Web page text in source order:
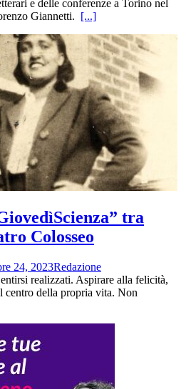
e delle conferenze a Torino nel
Giannetti. [...]
tra
Colosseo
24, 2023Redazione
realizzati. Aspirare alla felicità,
centro della propria vita. Non